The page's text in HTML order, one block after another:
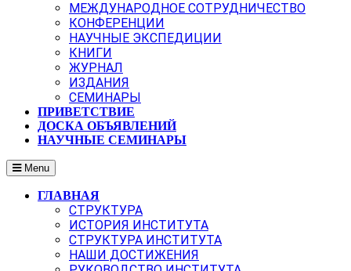
МЕЖДУНАРОДНОЕ СОТРУДНИЧЕСТВО
КОНФЕРЕНЦИИ
НАУЧНЫЕ ЭКСПЕДИЦИИ
КНИГИ
ЖУРНАЛ
ИЗДАНИЯ
СЕМИНАРЫ
ПРИВЕТСТВИЕ
ДОСКА ОБЪЯВЛЕНИЙ
НАУЧНЫЕ СЕМИНАРЫ
Menu
ГЛАВНАЯ
СТРУКТУРА
ИСТОРИЯ ИНСТИТУТА
СТРУКТУРА ИНСТИТУТА
НАШИ ДОСТИЖЕНИЯ